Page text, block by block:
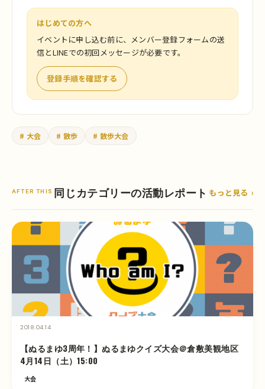
はじめての方へ
イベントに申し込む前に、メンバー登録フォームの送
信とLINEでの初回メッセージが必要です。
登録手順を確認する
# 大会 # 散歩 # 散歩大会
AFTER THIS 同じカテゴリーの活動レポート もっと見る
2018.04.14
【ぬるまゆ3周年！】ぬるまゆクイズ大会＠倉敷美観地区
4月14日（土）15:00
大会